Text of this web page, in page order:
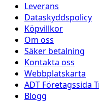
Leverans
Dataskyddspolicy
Köpvillkor
Om oss
Säker betalning
Kontakta oss
Webbplatskarta
ADT Företagssida
Blogg